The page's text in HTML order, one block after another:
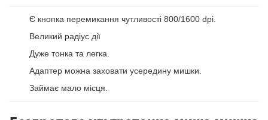
Є кнопка перемикання чутливості 800/1600 dpi.
Великий радіус дії
Дуже тонка та легка.
Адаптер можна заховати усередину мишки.
Займає мало місця.